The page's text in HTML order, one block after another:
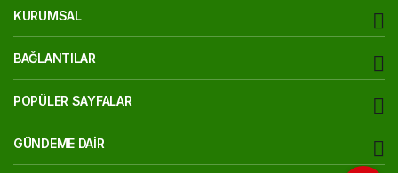
KURUMSAL
BAĞLANTILAR
POPÜLER SAYFALAR
GÜNDEME DAIR